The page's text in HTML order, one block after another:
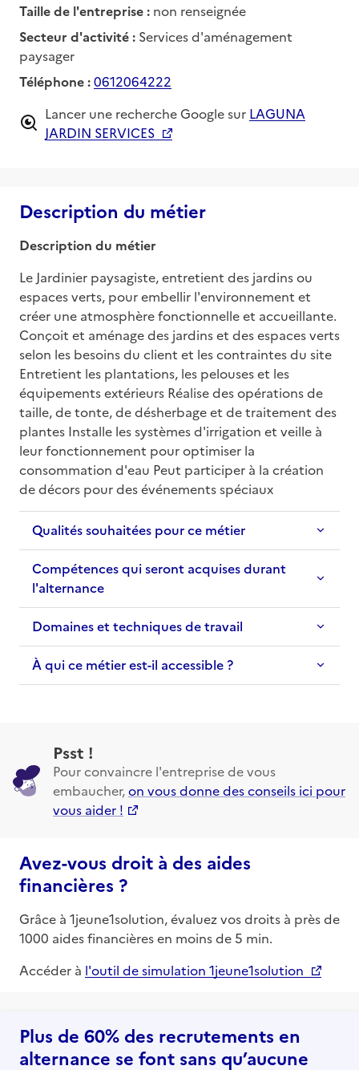
Taille de l'entreprise : non renseignée
Secteur d'activité : Services d'aménagement
paysager
Téléphone :0612064222
Lancer une recherche Google sur LAGUNA
JARDIN SERVICES
Description du métier
Description du métier
Le Jardinier paysagiste, entretient des jardins ou
espaces verts, pour embellir l'environnement et
créer une atmosphère fonctionnelle et accueillante.
Conçoit et aménage des jardins et des espaces verts
selon les besoins du client et les contraintes du site
Entretient les plantations, les pelouses et les
équipements extérieurs Réalise des opérations de
taille, de tonte, de désherbage et de traitement des
plantes Installe les systèmes d'irrigation et veille à
leur fonctionnement pour optimiser la
consommation d'eau Peut participer à la création
de décors pour des événements spéciaux
Qualités souhaitées pour ce métier
Compétences qui seront acquises durant
l'alternance
Domaines et techniques de travail
À qui ce métier est-il accessible ?
Psst !
Pour convaincre l'entreprise de vous
embaucher,on vous donne des conseils ici pour
vous aider !
Avez-vous droit à des aides
financières ?
Grâce à 1jeune1solution, évaluez vos droits à près de
1000 aides financières en moins de 5 min.
Accéder à l'outil de simulation 1jeune1solution
Plus de 60% des recrutements en
alternance se font sans qu’aucune